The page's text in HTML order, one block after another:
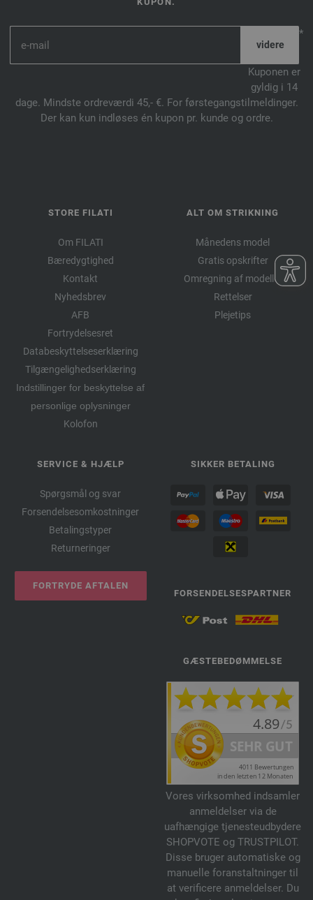
*
Kuponen er
gyldig i 14
dage. Mindste ordreværdi 45,- €. For førstegangstilmeldinger.
Der kan kun indløses én kupon pr. kunde og ordre.
STORE FILATI
Om FILATI
Bæredygtighed
Kontakt
Nyhedsbrev
AFB
Fortrydelsesret
Databeskyttelseserklæring
Tilgængelighedserklæring
Indstillinger for beskyttelse af
personlige oplysninger
Kolofon
ALT OM STRIKNING
Månedens model
Gratis opskrifter
Omregning af modeller
Rettelser
Plejetips
SERVICE & HJÆLP
Spørgsmål og svar
Forsendelsesomkostninger
Betalingstyper
Returneringer
FORTRYDE AFTALEN
SIKKER BETALING
FORSENDELSESPARTNER
GÆSTEBEDØMMELSE
Vores virksomhed indsamler
anmeldelser via de
uafhængige tjenesteudbydere
SHOPVOTE og TRUSTPILOT.
Disse bruger automatiske og
manuelle foranstaltninger til
at verificere anmeldelser. Du